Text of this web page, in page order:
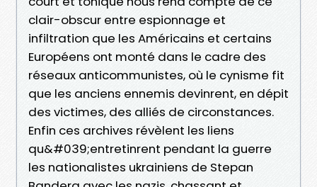
clair-obscur entre espionnage et
infiltration que les Américains et certains
Européens ont monté dans le cadre des
réseaux anticommunistes, où le cynisme fit
que les anciens ennemis devinrent, en dépit
des victimes, des alliés de circonstances.
Enfin ces archives révèlent les liens
qu&#039;entretinrent pendant la guerre
les nationalistes ukrainiens de Stepan